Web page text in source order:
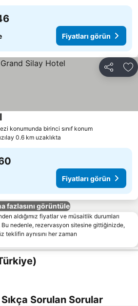
Fiyatları görün
Paylaş
konumunda birinci sınıf konum
0.6 km uzaklıkta
Fiyatları görün
fazlasını görüntüle
aldığımız fiyatlar ve müsaitlik durumları
nedenle, rezervasyon sitesine gittiğinizde,
teklifin aynısını her zaman
Sıkça Sorulan Sorular